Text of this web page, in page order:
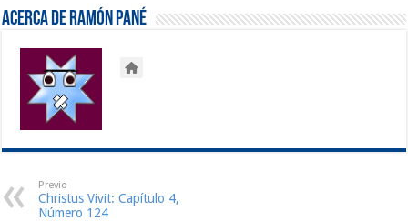
Acerca de Ramón Pané
Previo
Christus Vivit: Capítulo 4,
Número 124